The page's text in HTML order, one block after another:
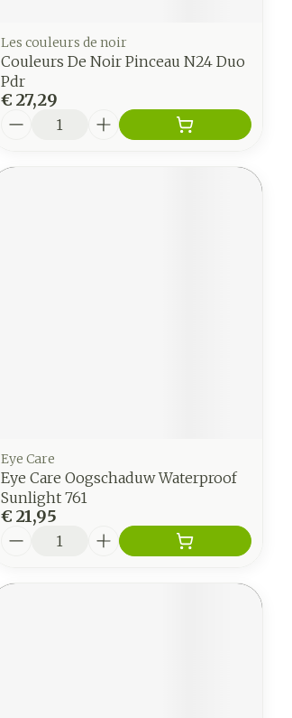
Les couleurs de noir
Couleurs De Noir Pinceau N24 Duo
Pdr
€ 27,29
Eye Care
Eye Care Oogschaduw Waterproof
Sunlight 761
€ 21,95